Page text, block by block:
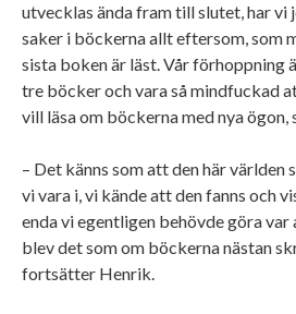
utvecklas ända fram till slutet, har
saker i böckerna allt eftersom, som
sista boken är läst. Vår förhoppning
tre böcker och vara så mindfuckad
vill läsa om böckerna med nya ögon,
– Det känns som att den här världen
vi vara i, vi kände att den fanns och
enda vi egentligen behövde göra
blev det som om böckerna nästan
fortsätter Henrik.